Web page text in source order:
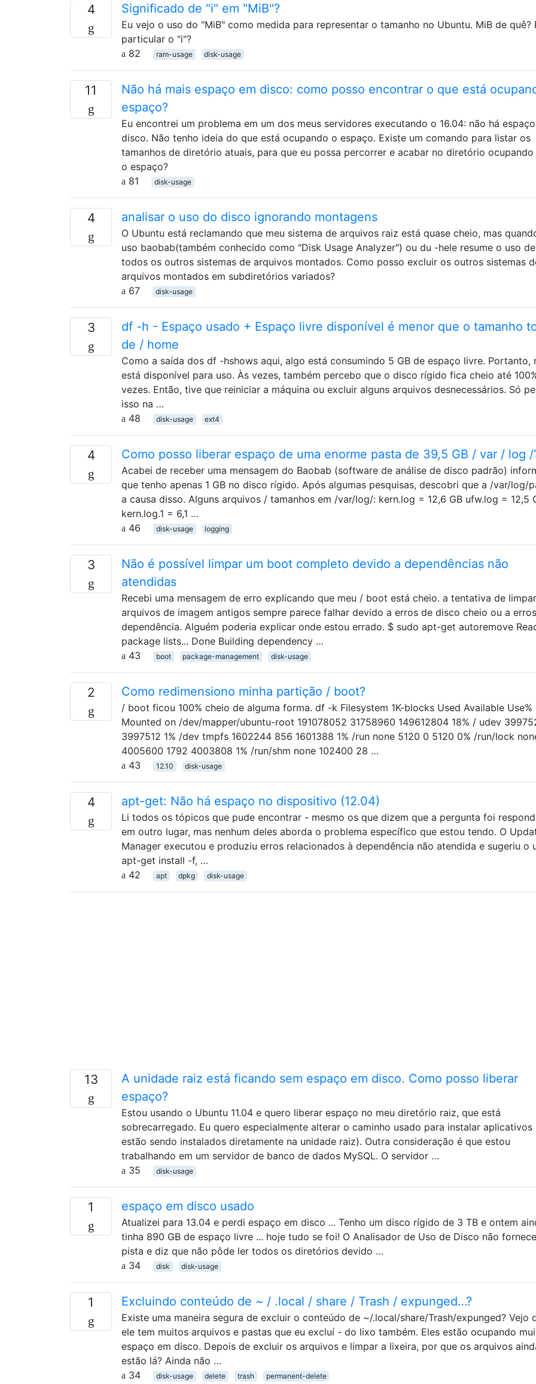
4 Significado de "i" em "MiB"?
Eu vejo o uso do "MiB" como medida para representar o tamanho no Ubuntu. MiB de quê?
particular o "i"?
82
ram-usage disk-usage
11
Não há mais espaço em disco: como posso encontrar o que está
espaço?
Eu encontrei um problema em um dos meus servidores executando o 16.04: não há
disco. Não tenho ideia do que está ocupando o espaço. Existe um comando para listar os
tamanhos de diretório atuais, para que eu possa percorrer e acabar no diretório
o espaço?
81
disk-usage
4 analisar o uso do disco ignorando montagens
O Ubuntu está reclamando que meu sistema de arquivos raiz está quase cheio, mas
uso baobab(também conhecido como "Disk Usage Analyzer") ou du -hele resume o uso de
todos os outros sistemas de arquivos montados. Como posso excluir os outros sistemas
arquivos montados em subdiretórios variados?
67
disk-usage
3
df -h - Espaço usado + Espaço livre disponível é menor que o tamanho
de / home
Como a saída dos df -hshows aqui, algo está consumindo 5 GB de espaço livre. Portanto,
está disponível para uso. Às vezes, também percebo que o disco rígido fica cheio até
vezes. Então, tive que reiniciar a máquina ou excluir alguns arquivos desnecessários. Só
isso na …
48
disk-usage ext4
4 Como posso liberar espaço de uma enorme pasta de 39,5 GB / var / log /
Acabei de receber uma mensagem do Baobab (software de análise de disco padrão)
que tenho apenas 1 GB no disco rígido. Após algumas pesquisas, descobri que a /var/log/
a causa disso. Alguns arquivos / tamanhos em /var/log/: kern.log = 12,6 GB ufw.log = 12,5
kern.log.1 = 6,1 …
46
disk-usage logging
3
Não é possível limpar um boot completo devido a dependências não
atendidas
Recebi uma mensagem de erro explicando que meu / boot está cheio. a tentativa de limpar
arquivos de imagem antigos sempre parece falhar devido a erros de disco cheio ou a
dependência. Alguém poderia explicar onde estou errado. $ sudo apt-get autoremove
package lists... Done Building dependency …
43
boot package-management disk-usage
2 Como redimensiono minha partição / boot?
/ boot ficou 100% cheio de alguma forma. df -k Filesystem 1K-blocks Used Available Use%
Mounted on /dev/mapper/ubuntu-root 191078052 31758960 149612804 18% / udev
3997512 1% /dev tmpfs 1602244 856 1601388 1% /run none 5120 0 5120 0% /run/lock
4005600 1792 4003808 1% /run/shm none 102400 28 …
43
12.10 disk-usage
4 apt-get: Não há espaço no dispositivo (12.04)
Li todos os tópicos que pude encontrar - mesmo os que dizem que a pergunta foi
em outro lugar, mas nenhum deles aborda o problema específico que estou tendo. O
Manager executou e produziu erros relacionados à dependência não atendida e sugeriu o
apt-get install -f, …
42
apt dpkg disk-usage
13
A unidade raiz está ficando sem espaço em disco. Como posso liberar
espaço?
Estou usando o Ubuntu 11.04 e quero liberar espaço no meu diretório raiz, que está
sobrecarregado. Eu quero especialmente alterar o caminho usado para instalar aplicativos
estão sendo instalados diretamente na unidade raiz). Outra consideração é que estou
trabalhando em um servidor de banco de dados MySQL. O servidor …
35
disk-usage
1 espaço em disco usado
Atualizei para 13.04 e perdi espaço em disco ... Tenho um disco rígido de 3 TB e ontem
tinha 890 GB de espaço livre ... hoje tudo se foi! O Analisador de Uso de Disco não
pista e diz que não pôde ler todos os diretórios devido …
34
disk disk-usage
1 Excluindo conteúdo de ~ / .local / share / Trash / expunged…?
Existe uma maneira segura de excluir o conteúdo de ~/.local/share/Trash/expunged? Vejo
ele tem muitos arquivos e pastas que eu excluí - do lixo também. Eles estão ocupando
espaço em disco. Depois de excluir os arquivos e limpar a lixeira, por que os arquivos
estão lá? Ainda não …
34
disk-usage delete trash permanent-delete